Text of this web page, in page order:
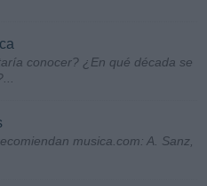
conocer? ¿En qué década se
musica.com: A. Sanz,